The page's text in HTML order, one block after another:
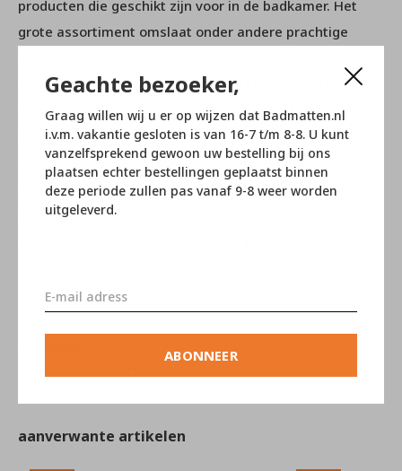
Geachte bezoeker,
Graag willen wij u er op wijzen dat Badmatten.nl
i.v.m. vakantie gesloten is van 16-7 t/m 8-8. U kunt
vanzelfsprekend gewoon uw bestelling bij ons
plaatsen echter bestellingen geplaatst binnen
deze periode zullen pas vanaf 9-8 weer worden
uitgeleverd.
ABONNEER
producten die geschikt zijn voor in de badkamer. Het
grote assortiment omslaat onder andere prachtige
zeeppompjes, spiegels, toilet borstels en opbergdoosjes
behoren hiertoe. Alle artikelen zijn gemaakt van
hoogwaardige materialen en vervaardigd met het oog
op gebruikersgemak. Met de prachtige duurzame
producten van Aquanova geeft u uw badkamer in een
handomdraai een rustgevende en mooie sfeer! Mocht u
0/ 5
aanverwante artikelen